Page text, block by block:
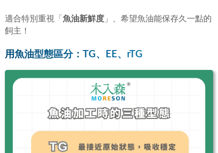
適合特別重視「 魚油新鮮度 」、希望魚油能保存久一點的
飼主！
用魚油型態區分：TG、EE、rTG